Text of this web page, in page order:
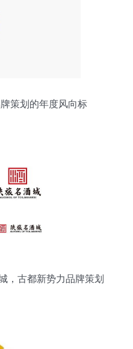
策划的年度风向标
，古都新势力品牌策划